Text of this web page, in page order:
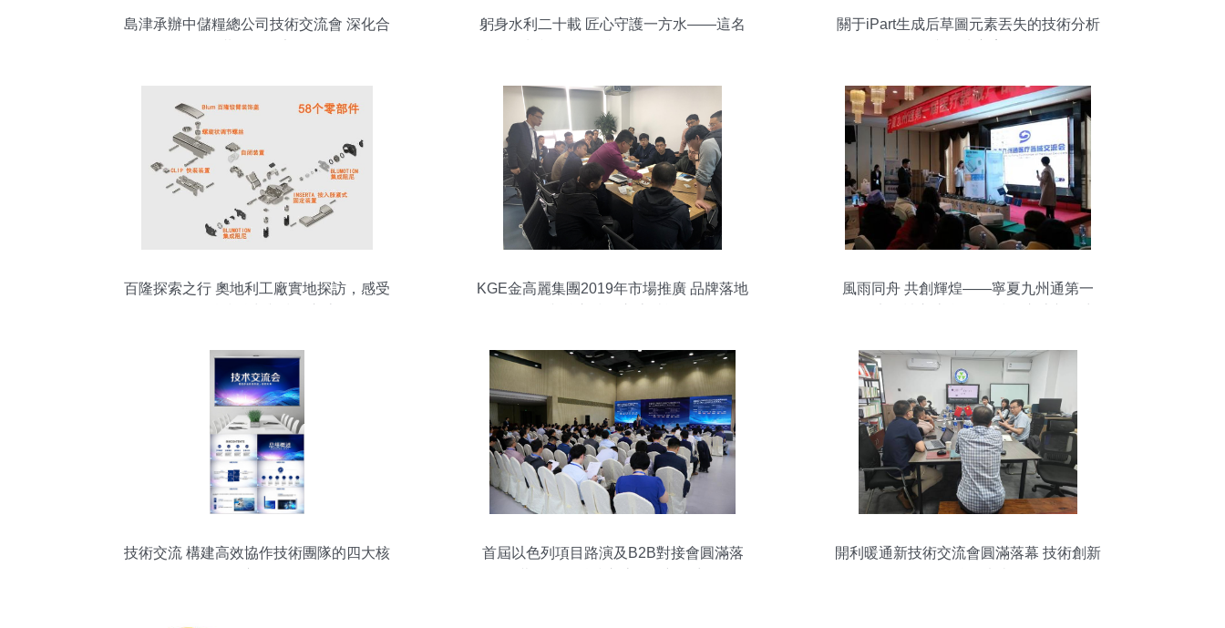
島津承辦中儲糧總公司技術交流會 深化合
躬身水利二十載 匠心守護一方水——這名
關于iPart生成后草圖元素丟失的技術分析
百隆探索之行 奧地利工廠實地探訪，感受
KGE金高麗集團2019年市場推廣 品牌落地
風雨同舟 共創輝煌——寧夏九州通第一
技術交流 構建高效協作技術團隊的四大核
首屆以色列項目路演及B2B對接會圓滿落
開利暖通新技術交流會圓滿落幕 技術創新